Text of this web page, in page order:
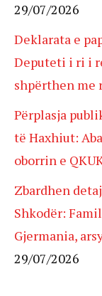
29/07/2026
Deklarata e
Deputeti i ri i
shpërthen me
Përplasja
të Haxhiut:
oborrin e
Zbardhen
Shkodër:
Gjermania,
29/07/2026